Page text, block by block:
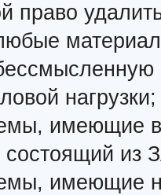
право
нагрузки;
имеющие
из
имеющие